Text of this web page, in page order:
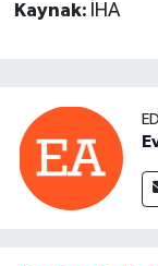
Kaynak: İHA